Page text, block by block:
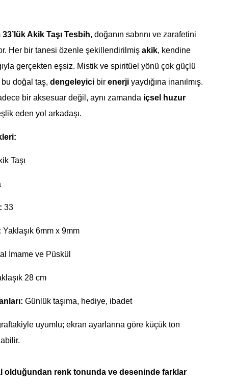
Akik Taşı Tesbih, doğanın sabrını ve zarafetini
Her bir tanesi özenle şekillendirilmiş akik, kendine
gerçekten eşsiz. Mistik ve spiritüel yönü çok güçlü
doğal taş, dengeleyicibir enerjiyaydığına inanılmış.
bir aksesuar değil, aynı zamanda içsel huzur
eden yol arkadaşı.
Taşı
33
Yaklaşık 6mm x 9mm
İmame ve Püskül
28 cm
Günlük taşıma, hediye, ibadet
uyumlu; ekran ayarlarına göre küçük ton
olduğundan renk tonunda ve deseninde farklar